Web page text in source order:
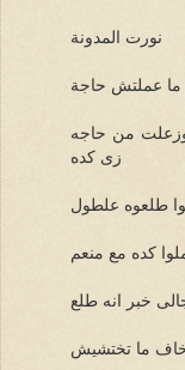
نورت المدونة
ما عملتش حاجة
من حاجه
زى كده
طلعوه علطول
خبر انه طلع
ما تختشيش